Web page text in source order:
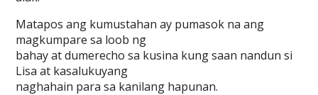
Matapos ang kumustahan ay pumasok na ang
magkumpare sa loob ng
bahay at dumerecho sa kusina kung saan nandun si
Lisa at kasalukuyang
naghahain para sa kanilang hapunan.